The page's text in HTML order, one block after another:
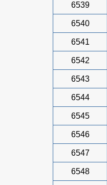
6539
6540
6541
6542
6543
6544
6545
6546
6547
6548